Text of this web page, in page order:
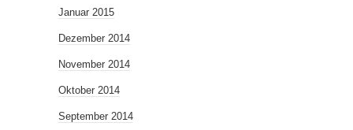
Januar 2015
Dezember 2014
November 2014
Oktober 2014
September 2014